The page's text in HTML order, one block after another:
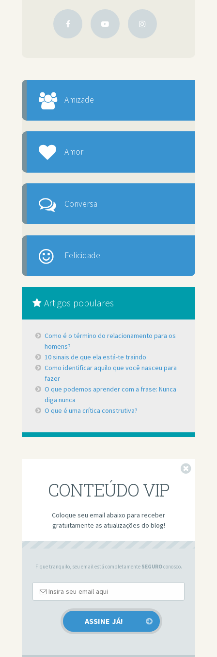
Amizade
Amor
Conversa
Felicidade
Artigos populares
Como é o término do relacionamento para os
homens?
10 sinais de que ela está-te traindo
Como identificar aquilo que você nasceu para
fazer
O que podemos aprender com a frase: Nunca
diga nunca
O que é uma crítica construtiva?
CONTEÚDO VIP
Coloque seu email abaixo para receber
gratuitamente as atualizações do blog!
Fique tranquilo, seu email está completamente SEGUROconosco.